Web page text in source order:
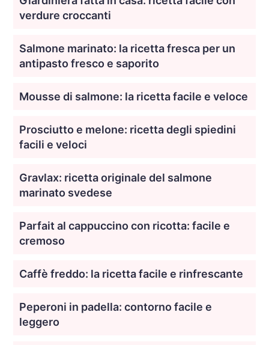
verdure croccanti
Salmone marinato: la ricetta fresca per un
antipasto fresco e saporito
Mousse di salmone: la ricetta facile e veloce
Prosciutto e melone: ricetta degli spiedini
facili e veloci
Gravlax: ricetta originale del salmone
marinato svedese
Parfait al cappuccino con ricotta: facile e
cremoso
Caffè freddo: la ricetta facile e rinfrescante
Peperoni in padella: contorno facile e
leggero